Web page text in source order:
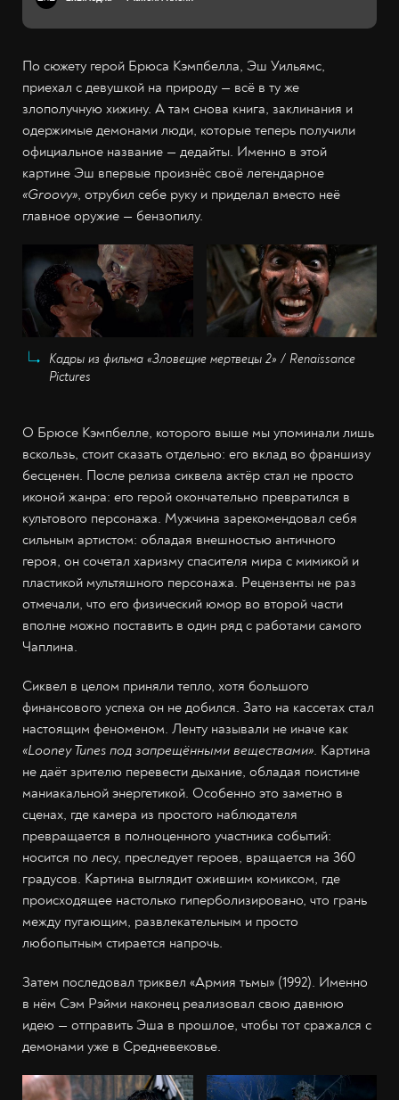
По сюжету герой Брюса Кэмпбелла, Эш Уильямс,
приехал с девушкой на природу — всё в ту же
злополучную хижину. А там снова книга, заклинания и
одержимые демонами люди, которые теперь получили
официальное название — дедайты. Именно в этой
картине Эш впервые произнёс своё легендарное
«Groovy», отрубил себе руку и приделал вместо неё
главное оружие — бензопилу.
Кадры из фильма «Зловещие мертвецы 2» / Renaissance
Pictures
О Брюсе Кэмпбелле, которого выше мы упоминали лишь
вскользь, стоит сказать отдельно: его вклад во франшизу
бесценен. После релиза сиквела актёр стал не просто
иконой жанра: его герой окончательно превратился в
культового персонажа. Мужчина зарекомендовал себя
сильным артистом: обладая внешностью античного
героя, он сочетал харизму спасителя мира с мимикой и
пластикой мультяшного персонажа. Рецензенты не раз
отмечали, что его физический юмор во второй части
вполне можно поставить в один ряд с работами самого
Чаплина.
Сиквел в целом приняли тепло, хотя большого
финансового успеха он не добился. Зато на кассетах стал
настоящим феноменом. Ленту называли не иначе как
«Looney Tunes под запрещёнными веществами». Картина
не даёт зрителю перевести дыхание, обладая поистине
маниакальной энергетикой. Особенно это заметно в
сценах, где камера из простого наблюдателя
превращается в полноценного участника событий:
носится по лесу, преследует героев, вращается на 360
градусов. Картина выглядит ожившим комиксом, где
происходящее настолько гиперболизировано, что грань
между пугающим, развлекательным и просто
любопытным стирается напрочь.
Затем последовал триквел «Армия тьмы» (1992). Именно
в нём Сэм Рэйми наконец реализовал свою давнюю
идею — отправить Эша в прошлое, чтобы тот сражался с
демонами уже в Средневековье.